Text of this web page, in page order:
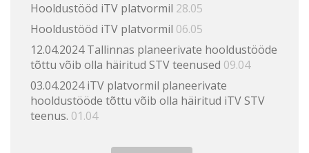
Hooldustööd iTV platvormil 28.05
Hooldustööd iTV platvormil 06.05
12.04.2024 Tallinnas planeerivate hooldustööde
tõttu võib olla häiritud STV teenused 09.04
03.04.2024 iTV platvormil planeerivate
hooldustööde tõttu võib olla häiritud iTV STV
teenus. 01.04